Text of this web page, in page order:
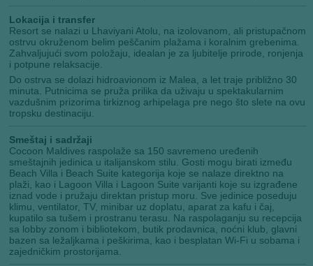
Lokacija i transfer
Resort se nalazi u Lhaviyani Atolu, na izolovanom, ali pristupačnom
ostrvu okruženom belim peščanim plažama i koralnim grebenima.
Zahvaljujući svom položaju, idealan je za ljubitelje prirode, ronjenja
i potpune relaksacije.
Do ostrva se dolazi hidroavionom iz Malea, a let traje približno 30
minuta. Putnicima se pruža prilika da uživaju u spektakularnim
vazdušnim prizorima tirkiznog arhipelaga pre nego što slete na ovu
tropsku destinaciju.
Smeštaj i sadržaji
Cocoon Maldives raspolaže sa 150 savremeno uređenih
smeštajnih jedinica u italijanskom stilu. Gosti mogu birati između
Beach Villa i Beach Suite kategorija koje se nalaze direktno na
plaži, kao i Lagoon Villa i Lagoon Suite varijanti koje su izgrađene
iznad vode i pružaju direktan pristup moru. Sve jedinice poseduju
klimu, ventilator, TV, minibar uz doplatu, aparat za kafu i čaj,
kupatilo sa tušem i prostranu terasu. Na raspolaganju su recepcija
sa lobby zonom i bibliotekom, butik prodavnica, noćni klub, glavni
bazen sa ležaljkama i peškirima, kao i besplatan Wi-Fi u sobama i
zajedničkim prostorijama.